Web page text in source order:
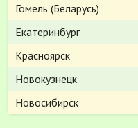
Гомель (Беларусь)
Екатеринбург
Красноярск
Новокузнецк
Новосибирск